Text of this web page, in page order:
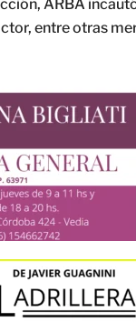
ARBA
entre otras